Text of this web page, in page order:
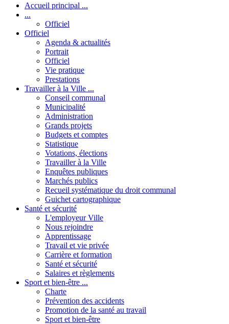
Accueil principal ...
...
Officiel
Officiel
Agenda & actualités
Portrait
Officiel
Vie pratique
Prestations
Travailler à la Ville ...
Conseil communal
Municipalité
Administration
Grands projets
Budgets et comptes
Statistique
Votations, élections
Travailler à la Ville
Enquêtes publiques
Marchés publics
Recueil systématique du droit communal
Guichet cartographique
Santé et sécurité
L'employeur Ville
Nous rejoindre
Apprentissage
Travail et vie privée
Carrière et formation
Santé et sécurité
Salaires et règlements
Sport et bien-être ...
Charte
Prévention des accidents
Promotion de la santé au travail
Sport et bien-être